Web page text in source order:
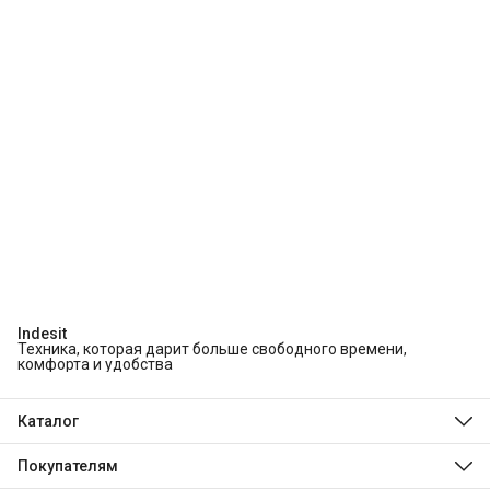
Indesit
Техника, которая дарит больше свободного времени,
комфорта и удобства
Каталог
Стиральные и сушильные машины
Покупателям